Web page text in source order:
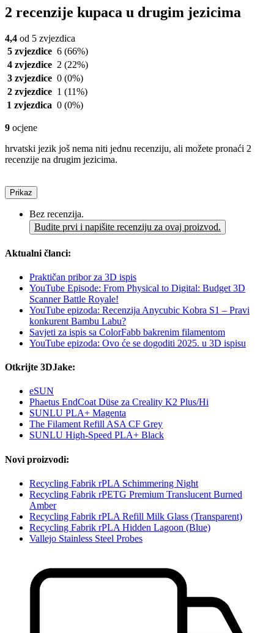
2 recenzije kupaca u drugim jezicima
4,4 od 5 zvjezdica
5 zvjezdice 6 (66%)
4 zvjezdice 2 (22%)
3 zvjezdice 0 (0%)
2 zvjezdice 1 (11%)
1 zvjezdica 0 (0%)
9 ocjene
hrvatski jezik još nema niti jednu recenziju, ali možete pronaći 2
recenzije na drugim jezicima.
Prikaz
Bez recenzija.
Budite prvi i napišite recenziju za ovaj proizvod.
Aktualni članci:
Praktičan pribor za 3D ispis
YouTube Episode: From Physical to Digital: Budget 3D
Scanner Battle Royale!
YouTube epizoda: Recenzija Anycubic Kobra S1 – Pravi
konkurent Bambu Labu?
Savjeti za ispis sa ColorFabb bakrenim filamentom
YouTube epizoda: Ovo će se dogoditi 2025. u 3D ispisu
Otkrijte 3DJake:
eSUN
Phaetus EndCoat Düse za Creality K2 Plus/Hi
SUNLU PLA+ Magenta
The Filament Refill ASA CF Grey
SUNLU High-Speed PLA+ Black
Novi proizvodi:
Recycling Fabrik rPLA Schimmering Night
Recycling Fabrik rPETG Premium Translucent Burned
Amber
Recycling Fabrik rPLA Refill Milk Glass (Transparent)
Recycling Fabrik rPLA Hidden Lagoon (Blue)
Vallejo Stainless Steel Probes